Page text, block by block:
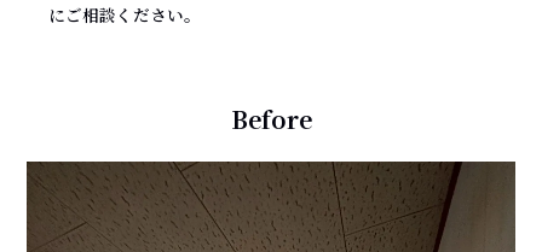
にご相談ください。
Before